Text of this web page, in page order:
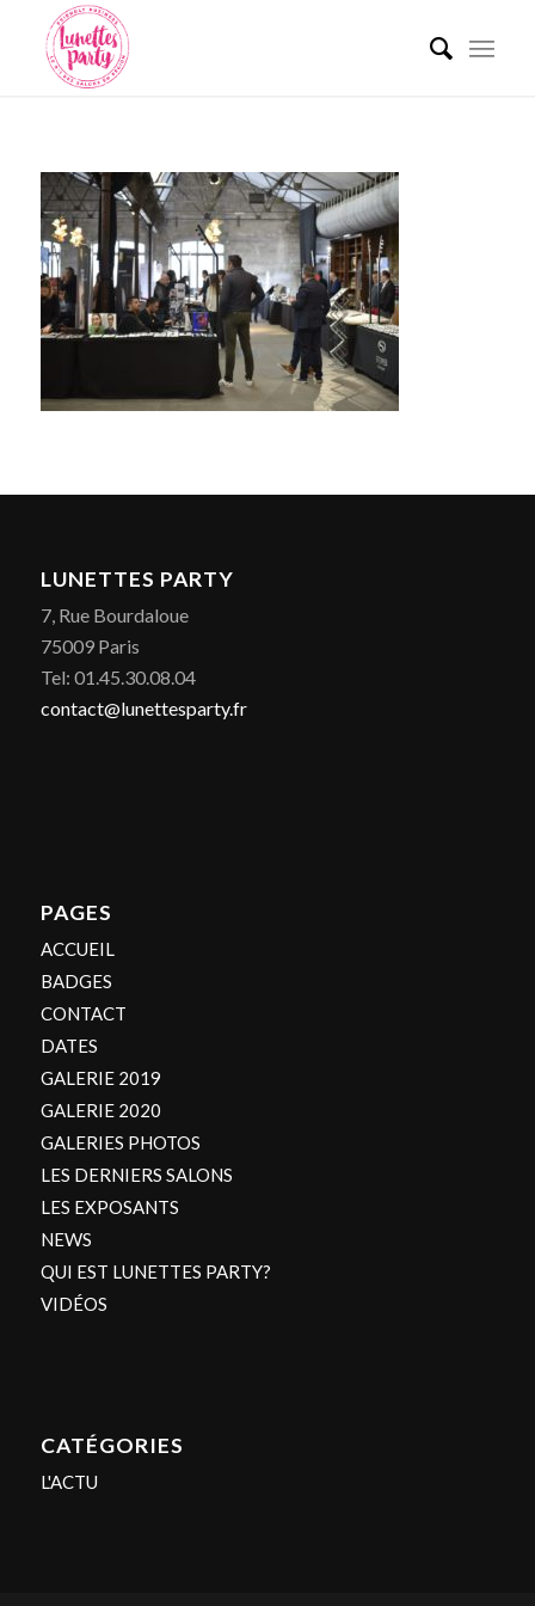
LUNETTES PARTY
7, Rue Bourdaloue
75009 Paris
Tel: 01.45.30.08.04
contact@lunettesparty.fr
PAGES
ACCUEIL
BADGES
CONTACT
DATES
GALERIE 2019
GALERIE 2020
GALERIES PHOTOS
LES DERNIERS SALONS
LES EXPOSANTS
NEWS
QUI EST LUNETTES PARTY?
VIDÉOS
CATÉGORIES
L'ACTU